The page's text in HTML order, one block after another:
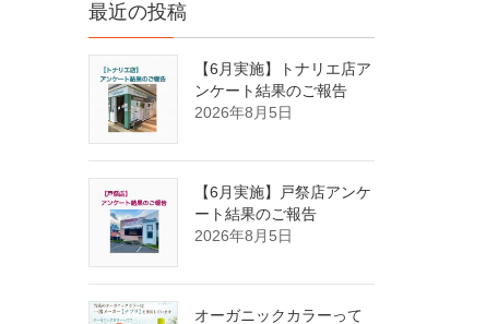
最近の投稿
【6月実施】トナリエ店ア
ンケート結果のご報告
2026年8月5日
【6月実施】戸祭店アンケ
ート結果のご報告
2026年8月5日
オーガニックカラーって